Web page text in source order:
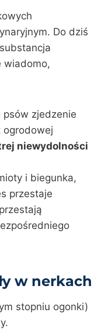
Do dziś
wiadomo,
psów zjedzenie
ogrodowej
niewydolności
i biegunka,
przestaje
w nerkach
stopniu ogonki)